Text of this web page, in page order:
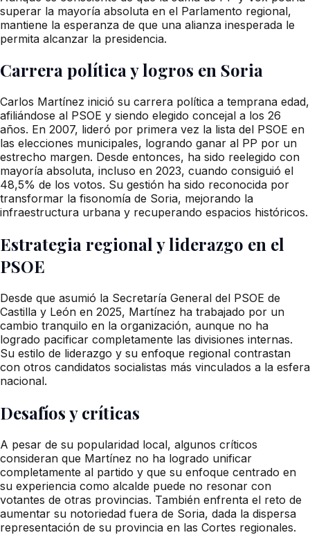
superar la mayoría absoluta en el Parlamento regional,
mantiene la esperanza de que una alianza inesperada le
permita alcanzar la presidencia.
Carrera política y logros en Soria
Carlos Martínez inició su carrera política a temprana edad,
afiliándose al PSOE y siendo elegido concejal a los 26
años. En 2007, lideró por primera vez la lista del PSOE en
las elecciones municipales, logrando ganar al PP por un
estrecho margen. Desde entonces, ha sido reelegido con
mayoría absoluta, incluso en 2023, cuando consiguió el
48,5% de los votos. Su gestión ha sido reconocida por
transformar la fisonomía de Soria, mejorando la
infraestructura urbana y recuperando espacios históricos.
Estrategia regional y liderazgo en el
PSOE
Desde que asumió la Secretaría General del PSOE de
Castilla y León en 2025, Martínez ha trabajado por un
cambio tranquilo en la organización, aunque no ha
logrado pacificar completamente las divisiones internas.
Su estilo de liderazgo y su enfoque regional contrastan
con otros candidatos socialistas más vinculados a la esfera
nacional.
Desafíos y críticas
A pesar de su popularidad local, algunos críticos
consideran que Martínez no ha logrado unificar
completamente al partido y que su enfoque centrado en
su experiencia como alcalde puede no resonar con
votantes de otras provincias. También enfrenta el reto de
aumentar su notoriedad fuera de Soria, dada la dispersa
representación de su provincia en las Cortes regionales.